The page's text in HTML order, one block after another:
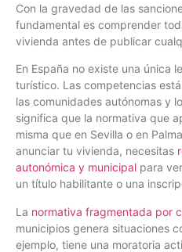
Con la gravedad de las
fundamental es comprender
vivienda antes de publicar
En España no existe una única
turístico. Las competencias
las comunidades autónomas y
significa que la normativa que
misma que en Sevilla o en
anunciar tu vivienda, necesitas
autonómica y municipal para
un título habilitante o una
La normativa fragmentada por
municipios genera situaciones
ejemplo, tiene una moratoria